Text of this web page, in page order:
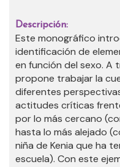
Descripción:
Este monográfico
identificación de
en función del sexo. A
propone trabajar la
diferentes
actitudes críticas
por lo más cercano
hasta lo más alejado
niña de Kenia que ha
escuela). Con este